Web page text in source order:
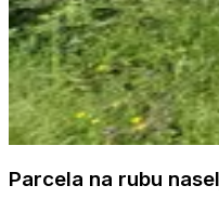
Parcela na rubu